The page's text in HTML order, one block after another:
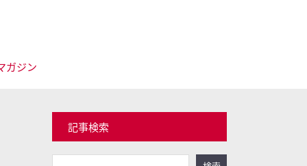
ガジン
記事検索